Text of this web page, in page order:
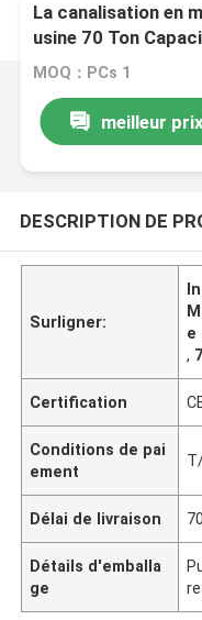
La canalisation en
usine 70 Ton
MOQ：PCs 1
meilleur prix
DESCRIPTION DE
Surligner:
e
,
Certification
Conditions de pai
ement
Délai de livraison
Détails d'emballa
ge